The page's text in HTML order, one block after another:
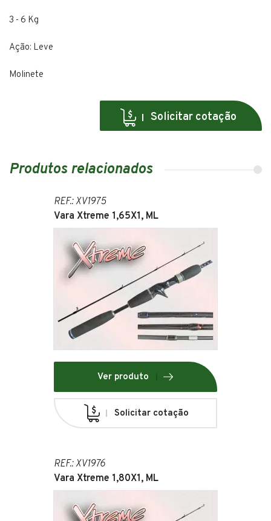
3 - 6 Kg
Ação: Leve
Molinete
Solicitar cotação
Produtos relacionados
REF.: XV1975
Vara Xtreme 1,65X1, ML
Ver produto
Solicitar cotação
REF.: XV1976
Vara Xtreme 1,80X1, ML